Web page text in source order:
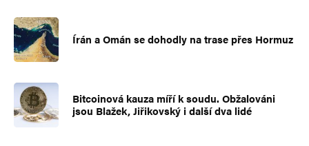
Írán a Omán se dohodly na trase přes Hormuz
Bitcoinová kauza míří k soudu. Obžalováni
jsou Blažek, Jiřikovský i další dva lidé